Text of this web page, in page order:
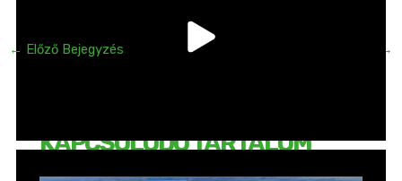
← Előző Bejegyzés →
KAPCSOLÓDÓ TARTALOM